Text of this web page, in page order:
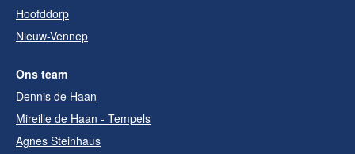
Hoofddorp
Nieuw-Vennep
Ons team
Dennis de Haan
Mireille de Haan - Tempels
Agnes Steinhaus